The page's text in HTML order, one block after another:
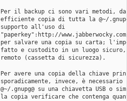
Per il backup ci sono vari metodi, da
efficiente copia di tutta la @~/
supporto all'uso di
"paperkey":http://
per salvare una copia su carta;
fatto e custodito in un luogo sicuro,
remoto (cassetta di sicurezza).
Per avere una copia della chiave
sporadicamente, invece, è
@~/.gnupg@ su una chiavetta USB
la copia verificare che contenga